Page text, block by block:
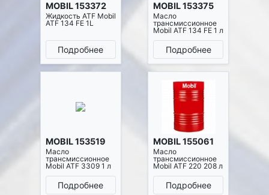
MOBIL 153372
Жидкость ATF Mobil
ATF 134 FE 1L
Подробнее
MOBIL 153375
Масло
трансмиссионное
Mobil ATF 134 FE 1 л
Подробнее
MOBIL 153519
Масло
трансмиссионное
Mobil ATF 3309 1 л
Подробнее
MOBIL 155061
Масло
трансмиссионное
Mobil ATF 220 208 л
Подробнее